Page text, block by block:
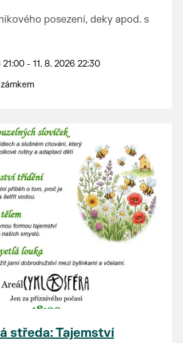
posezení, deky apod. s
počasí se promítání ruší.
hodinu před promítáním,
21:00 - 11. 8. 2026 22:30
středa: Tajemství